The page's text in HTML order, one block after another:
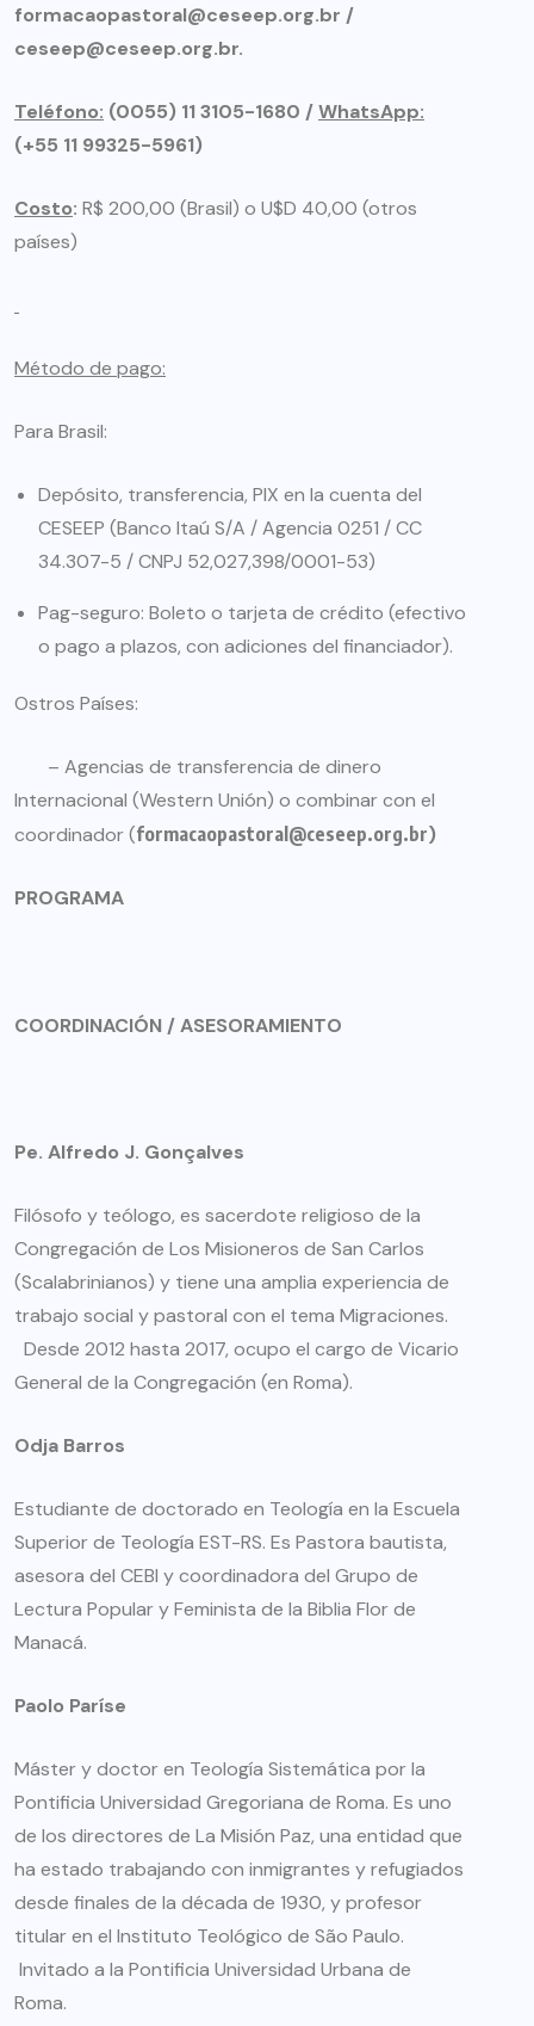
formacaopastoral@ceseep.org.br /
ceseep@ceseep.org.br.
Teléfono: (0055) 11 3105-1680 /WhatsApp:
(+55 11 99325-5961)
Costo: R$ 200,00 (Brasil) o U$D 40,00 (otros
países)
Método de pago:
Para Brasil:
Depósito, transferencia, PIX en la cuenta del
CESEEP (Banco Itaú S/A / Agencia 0251 / CC
34.307-5 / CNPJ 52,027,398/0001-53)
Pag-seguro: Boleto o tarjeta de crédito (efectivo
o pago a plazos, con adiciones del financiador).
Ostros Países:
– Agencias de transferencia de dinero
Internacional (Western Unión) o combinar con el
coordinador (formacaopastoral@ceseep.org.br)
PROGRAMA
COORDINACIÓN / ASESORAMIENTO
Pe. Alfredo J. Gonçalves
Filósofo y teólogo, es sacerdote religioso de la
Congregación de Los Misioneros de San Carlos
(Scalabrinianos) y tiene una amplia experiencia de
trabajo social y pastoral con el tema Migraciones.
Desde 2012 hasta 2017, ocupo el cargo de Vicario
General de la Congregación (en Roma).
Odja Barros
Estudiante de doctorado en Teología en la Escuela
Superior de Teología EST-RS. Es Pastora bautista,
asesora del CEBI y coordinadora del Grupo de
Lectura Popular y Feminista de la Biblia Flor de
Manacá.
Paolo Paríse
Máster y doctor en Teología Sistemática por la
Pontificia Universidad Gregoriana de Roma. Es uno
de los directores de La Misión Paz, una entidad que
ha estado trabajando con inmigrantes y refugiados
desde finales de la década de 1930, y profesor
titular en el Instituto Teológico de São Paulo.
Invitado a la Pontificia Universidad Urbana de
Roma.